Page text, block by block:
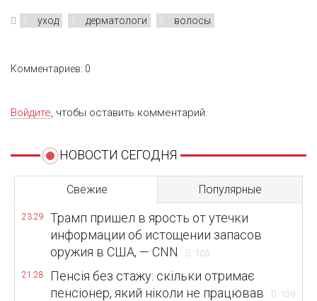
уход дерматологи волосы
Комментариев: 0
Войдите, чтобы оставить комментарий.
НОВОСТИ СЕГОДНЯ
Свежие Популярные
23:29
Трамп пришел в ярость от утечки
информации об истощении запасов
оружия в США, — CNN
105
21:28
Пенсія без стажу: скільки отримає
пенсіонер, який ніколи не працював
139